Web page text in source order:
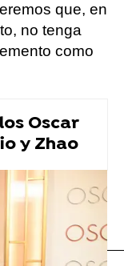
que, en
no tenga
como
Oscar
y Zhao